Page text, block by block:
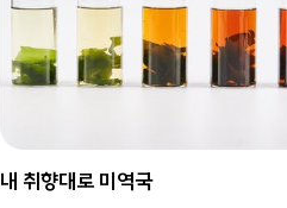
내 취향대로 미역국